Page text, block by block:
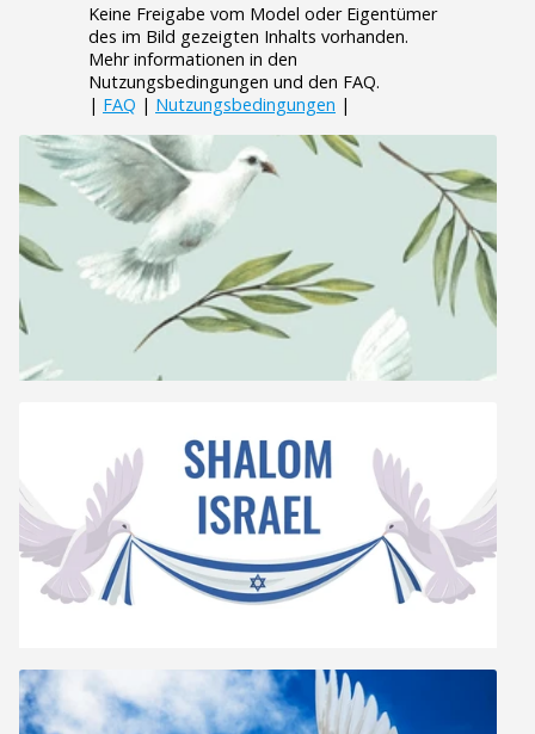
Keine Freigabe vom Model oder Eigentümer
des im Bild gezeigten Inhalts vorhanden.
Mehr informationen in den
Nutzungsbedingungen und den FAQ.
| FAQ | Nutzungsbedingungen |